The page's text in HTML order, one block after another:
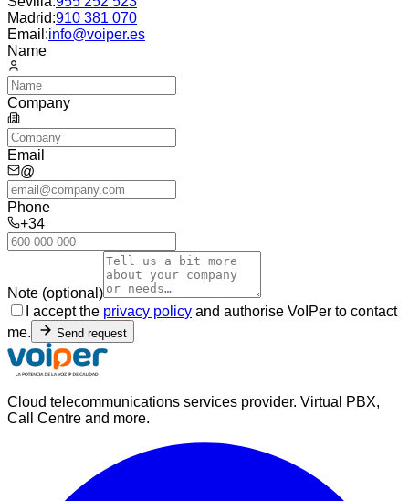
Madrid:910 381 070
Email:info@voiper.es
Name
Company
Email
@
Phone
+34
Note (optional)
I accept the privacy policy and authorise VoIPer to contact
me.
Send request
Cloud telecommunications services provider. Virtual PBX,
Call Centre and more.